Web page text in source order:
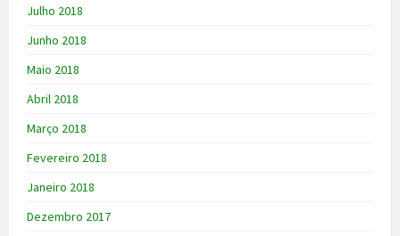
Julho 2018
Junho 2018
Maio 2018
Abril 2018
Março 2018
Fevereiro 2018
Janeiro 2018
Dezembro 2017